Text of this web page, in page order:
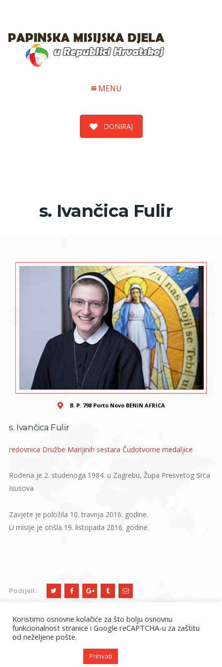
MENU
DONIRAJ
s. Ivančica Fulir
B. P. 798 Porto Novo BENIN AFRICA
s. Ivančica Fulir
redovnica Družbe Marijinih sestara Čudotvorne medaljice
Rođena je 2. studenoga 1984. u Zagrebu, Župa Presvetog Srca
Isusova
Zavjete je položila 10. travnja 2016. godine.
U misije je otišla 19. listopada 2016. godine.
Podijeli:
Koristimo osnovne kolačiće za što bolju osnovnu
funkcionalnost stranice i Google reCAPTCHA-u za zaštitu
od neželjene pošte.
Prihvati